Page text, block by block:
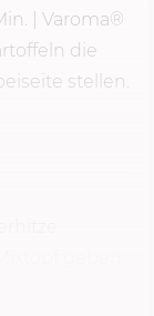
| Varoma®
die
stellen.